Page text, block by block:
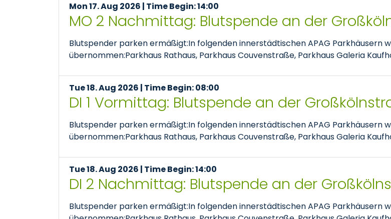
Mon 17. Aug 2026 | Time Begin: 14:00
MO 2 Nachmittag: Blutspende an der
Blutspender parken ermäßigt:In folgenden innerstädtischen APAG Parkhäusern
übernommen:Parkhaus Rathaus, Parkhaus Couvenstraße, Parkhaus Galeria
Tue 18. Aug 2026 | Time Begin: 08:00
DI 1 Vormittag: Blutspende an der
Blutspender parken ermäßigt:In folgenden innerstädtischen APAG Parkhäusern
übernommen:Parkhaus Rathaus, Parkhaus Couvenstraße, Parkhaus Galeria
Tue 18. Aug 2026 | Time Begin: 14:00
DI 2 Nachmittag: Blutspende an der
Blutspender parken ermäßigt:In folgenden innerstädtischen APAG Parkhäusern